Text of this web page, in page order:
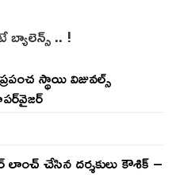
బ్యాలెన్స్ .. !
స్థాయి విజువల్స్
లాంచ్ చేసిన‌ దర్శకులు కౌశిక్ –